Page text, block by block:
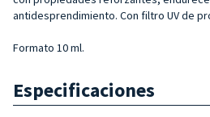
antidesprendimiento. Con filtro UV de
Formato 10 ml.
Especificaciones